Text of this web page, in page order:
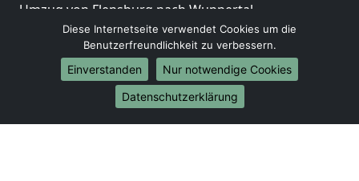
Umzug von Flensburg nach Wuppertal
Umzug von Flensburg nach Bielefeld
Umzug von Flensburg nach Bonn
Umzug von Flensburg nach Münster
Internationale-Umzüge
Umzug von Flensburg nach Brasilien
Diese Internetseite verwendet Cookies um die
Benutzerfreundlichkeit zu verbessern.
Einverstanden
Nur notwendige Cookies
Datenschutzerklärung